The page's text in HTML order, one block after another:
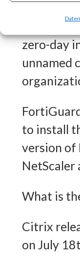
zero-day
unnamed
to install
version of
NetScaler
What is
Citrix
on July